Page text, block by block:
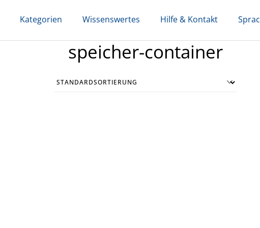
Kategorien Wissenswertes Hilfe & Kontakt
speicher-container